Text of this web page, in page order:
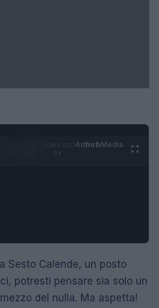
AdhubMedia
Sesto Calende, un posto
potresti pensare sia solo un
del nulla. Ma aspetta!